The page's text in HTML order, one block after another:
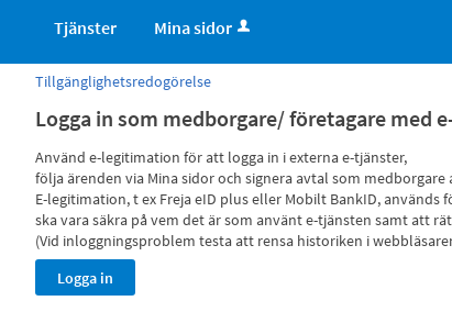
Tjänster Mina sidor
Tillgänglighetsredogörelse
Logga in som medborgare/ företagare med
Använd e-legitimation för att logga in i externa e-tjänster,
följa ärenden via Mina sidor och signera avtal som
E-legitimation, t ex Freja eID plus eller Mobilt BankID, används
ska vara säkra på vem det är som använt e-tjänsten samt att
(Vid inloggningsproblem testa att rensa historiken i